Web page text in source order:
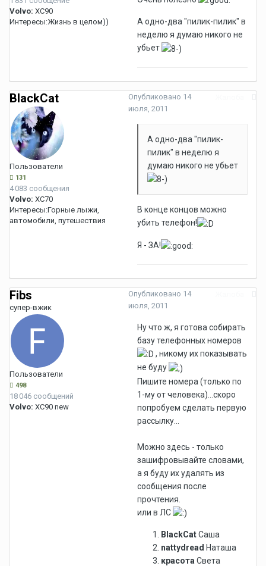
Volvo: XC90
Интересы:Жизнь в целом))
А одно-два "пилик-пилик" в
неделю я думаю никого не
убьет
BlackCat
Пользователи
131
4 083 сообщения
Volvo: XC70
Интересы:Горные лыжи,
автомобили, путешествия
Опубликовано 14
июля, 2011
А одно-два "пилик-
пилик" в неделю я
думаю никого не убьет
В конце концов можно
убить телефон!
Я - ЗА!
Fibs
супер-вжик
Пользователи
498
18 046 сообщений
Volvo: XC90 new
Опубликовано 14
июля, 2011
Ну что ж, я готова собирать
базу телефонных номеров
, никому их показывать
не буду
Пишите номера (только по
1-му от человека)...скоро
попробуем сделать первую
рассылку...
Можно здесь - только
зашифровывайте словами,
а я буду их удалять из
сообщения после
прочтения.
или в ЛС
BlackCatСаша
nattydread Наташа
красота Света